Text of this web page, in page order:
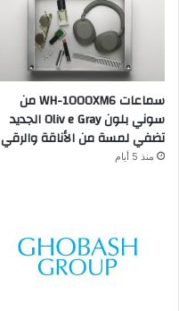
سماعات WH-1000XM6 من
سوني بلون Oliv e Gray الجديد
تضفي لمسة من الأناقة والرقي
منذ 5 أيام